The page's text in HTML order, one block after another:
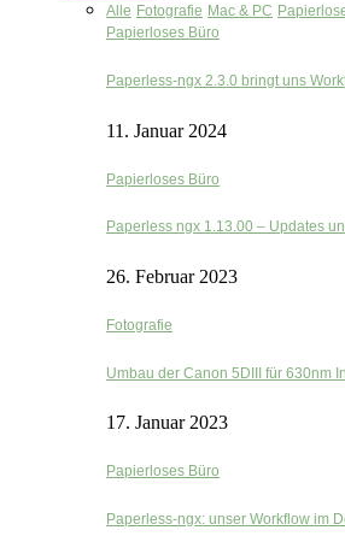
Alle Fotografie Mac & PC
Papierloses Büro
Paperless-ngx 2.3.0 bringt uns
11. Januar 2024
Papierloses Büro
Paperless ngx 1.13.00 – Updates
26. Februar 2023
Fotografie
Umbau der Canon 5DIII für 630nm
17. Januar 2023
Papierloses Büro
Paperless-ngx: unser Workflow im